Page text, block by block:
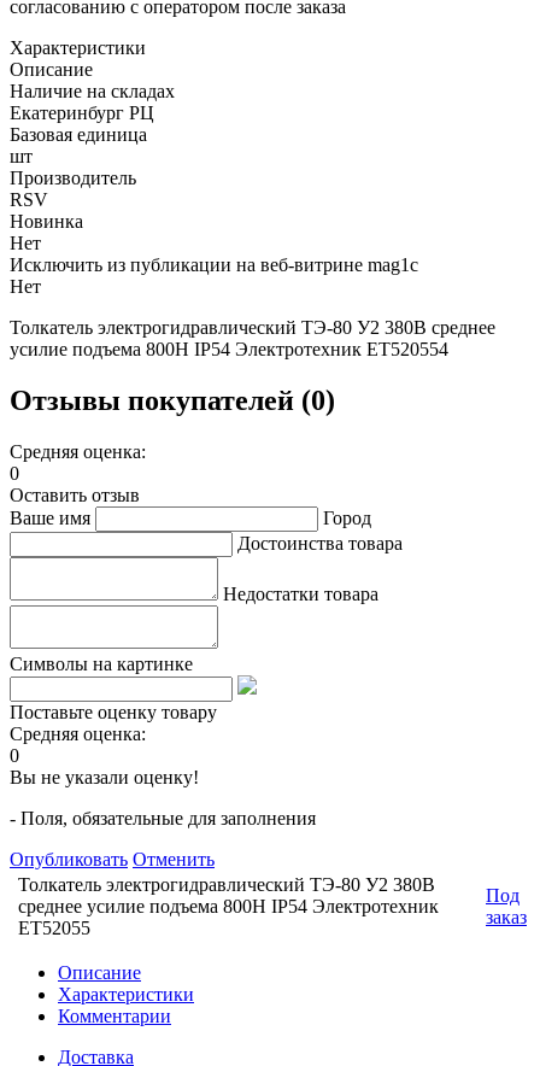
согласованию с оператором после заказа
Характеристики
Описание
Наличие на складах
Екатеринбург РЦ
Базовая единица
шт
Производитель
RSV
Новинка
Нет
Исключить из публикации на веб-витрине mag1c
Нет
Толкатель электрогидравлический ТЭ-80 У2 380В среднее
усилие подъема 800Н IP54 Электротехник ET520554
Отзывы покупателей (0)
Средняя оценка:
0
Оставить отзыв
Ваше имя
Город
Достоинства товара
Недостатки товара
Символы на картинке
Поставьте оценку товару
Средняя оценка:
0
Вы не указали оценку!
- Поля, обязательные для заполнения
Опубликовать Отменить
Толкатель электрогидравлический ТЭ-80 У2 380В
среднее усилие подъема 800Н IP54 Электротехник
ET52055
Под
заказ
Описание
Характеристики
Комментарии
Доставка